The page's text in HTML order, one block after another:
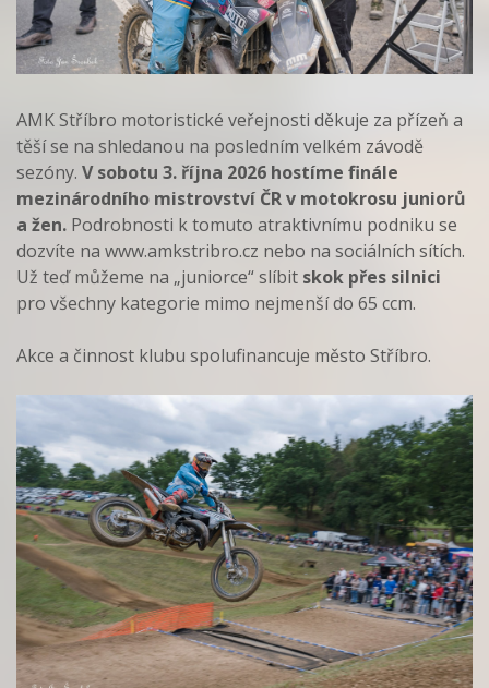
AMK Stříbro motoristické veřejnosti děkuje za přízeň a
těší se na shledanou na posledním velkém závodě
sezóny. V sobotu 3. října 2026 hostíme finále
mezinárodního mistrovství ČR v motokrosu juniorů
a žen. Podrobnosti k tomuto atraktivnímu podniku se
dozvíte na www.amkstribro.cz nebo na sociálních sítích.
Už teď můžeme na „juniorce“ slíbit skok přes silnici
pro všechny kategorie mimo nejmenší do 65 ccm.
Akce a činnost klubu spolufinancuje město Stříbro.